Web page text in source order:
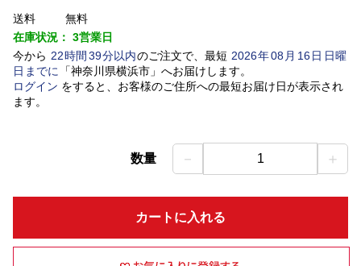
送料
無料
在庫状況： 3営業日
今から 22時間 39分以内のご注文で、最短 2026年08 月 16日日曜
日 までに 「神奈川県横浜市」 へお届けします。
ログイン をすると、お客様のご住所への最短お届け日が表示され
ます。
数量 － 1 ＋
カートに入れる